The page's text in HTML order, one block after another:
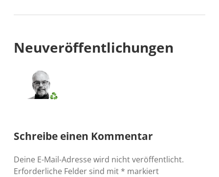
Neuveröffentlichungen
Schreibe einen Kommentar
Deine E-Mail-Adresse wird nicht veröffentlicht.
Erforderliche Felder sind mit * markiert